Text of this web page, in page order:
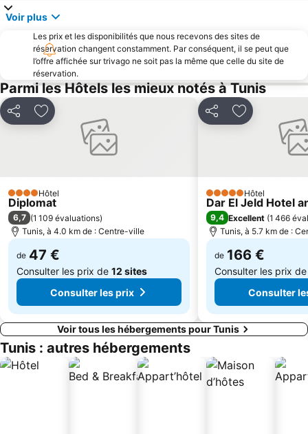
El Omrane
Thermes d'Antonine
Musée 2 500 ans de céramique
Belvédère Park
Ibn Khaldoun Statue
Bab Souika
Ferroviaire de Bou Argoub
Voir plus
Les prix et les disponibilités que nous recevons des sites de
réservation changent constamment. Par conséquent, il se peut que
l’offre affichée sur trivago ne soit pas la même que celle du site de
réservation.
Parmi les Hôtels les mieux notés à Tunis
PartagerAjouter à mes favoris
4 ÉtoilesHôtel
Diplomat
6,7 (1 109 évaluations)
Tunis, à 4.0 km de : Centre-ville
de 47 €
Consulter les prix de 12 sites
Consulter les prix
PartagerAjouter à
5 ÉtoilesHôtel
Dar El Jeld Hotel
9,4 Excellent (1 466
Tunis, à 5.7 km de :
de 166 €
Consulter les prix
Consulter
Voir tous les hébergements pour Tunis
Tunis : autres hébergements